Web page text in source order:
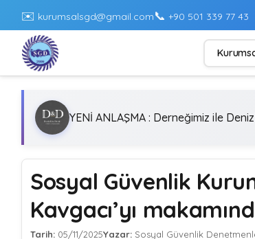
✉️ kurumsalsgd@gmail.com📞 +90 501 339 77 43
YENİ ANLAŞMA : Derneğimiz ile
Sosyal Güvenlik
Kavgacı’yı
Tarih: 05/11/2025Yazar: Sosyal Güvenlik